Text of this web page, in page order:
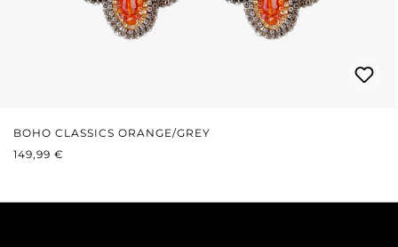
BOHO CLASSICS ORANGE/GREY
REGULÄRER PREIS:
149,99 €